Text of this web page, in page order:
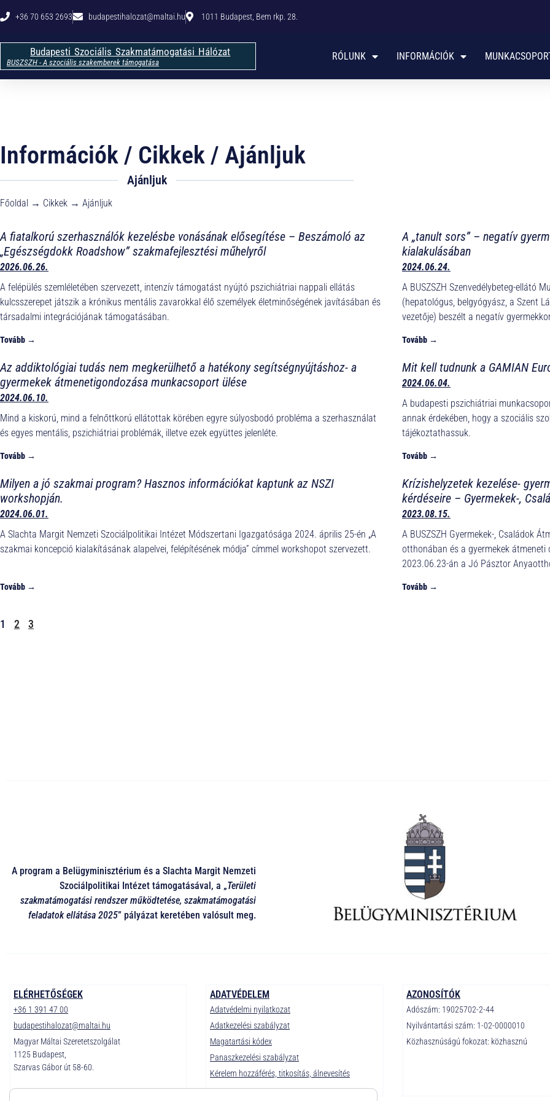
+36 70 653 2693 budapestihalozat@maltai.hu​ 1011 Budapest, Bem rkp. 28. ​
Budapesti Szociális Szakmatámogatási Hálózat
BUSZSZH - A szociális szakemberek támogatása
RÓLUNK INFORMÁCIÓK
Információk / Cikkek / Ajánljuk
Ajánljuk
Főoldal → Cikkek → Ajánljuk
A fiatalkorú szerhasználók kezelésbe vonásának elősegítése – Beszámoló az
„Egészségdokk Roadshow” szakmafejlesztési műhelyről
2026.06.26.
A felépülés szemléletében szervezett, intenzív támogatást nyújtó pszichiátriai nappali ellátás
kulcsszerepet játszik a krónikus mentális zavarokkal élő személyek életminőségének javításában és
társadalmi integrációjának támogatásában.
Tovább →
A „tanult sors” – negatív
kialakulásában
2024.06.24.
A BUSZSZH Szenvedélybeteg-ellátó
(hepatológus, belgyógyász, a Szent
vezetője) beszélt a negatív
Tovább →
Az addiktológiai tudás nem megkerülhető a hatékony segítségnyújtáshoz- a
gyermekek átmenetigondozása munkacsoport ülése
2024.06.10.
Mind a kiskorú, mind a felnőttkorú ellátottak körében egyre súlyosbodó probléma a szerhasználat
és egyes mentális, pszichiátriai problémák, illetve ezek együttes jelenléte.
Tovább →
Mit kell tudnunk a GAMIAN
2024.06.04.
A budapesti pszichiátriai
annak érdekében, hogy a szociális
tájékoztathassuk.
Tovább →
Milyen a jó szakmai program? Hasznos információkat kaptunk az NSZI
workshopján.
2024.06.01.
A Slachta Margit Nemzeti Szociálpolitikai Intézet Módszertani Igazgatósága 2024. április 25-én „A
szakmai koncepció kialakításának alapelvei, felépítésének módja” címmel workshopot szervezett.
Tovább →
Krízishelyzetek kezelése-
kérdéseire – Gyermekek-,
2023.08.15.
A BUSZSZH Gyermekek-, Családok
otthonában és a gyermekek
2023.06.23-án a Jó Pásztor
Tovább →
1 2 3
A program a Belügyminisztérium és a Slachta Margit Nemzeti
Szociálpolitikai Intézet támogatásával, a „Területi
szakmatámogatási rendszer működtetése, szakmatámogatási
feladatok ellátása 2025” pályázat keretében valósult meg.
ELÉRHETŐSÉGEK
+36 1 391 47 00
budapestihalozat@maltai.hu
Magyar Máltai Szeretetszolgálat
1125 Budapest,
Szarvas Gábor út 58-60.
ADATVÉDELEM
Adatvédelmi nyilatkozat
Adatkezelési szabályzat
Magatartási kódex
Panaszkezelési szabályzat
Kérelem hozzáférés, titkosítás, álnevesítés
AZONOSÍTÓK
Adószám: 19025702-2-44
Nyilvántartási szám: 1-02-0000010
Közhasznúságú fokozat: közhasznú